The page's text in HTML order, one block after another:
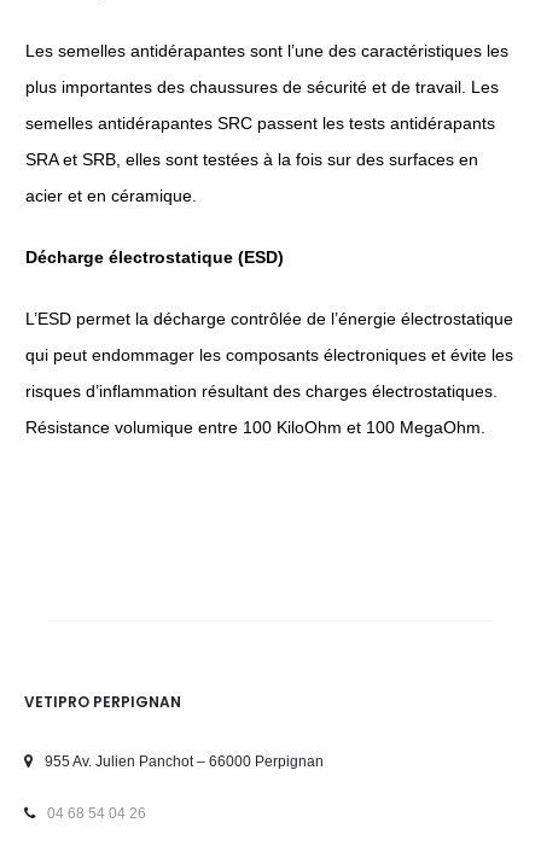
Les semelles antidérapantes sont l’une des caractéristiques les
plus importantes des chaussures de sécurité et de travail. Les
semelles antidérapantes SRC passent les tests antidérapants
SRA et SRB, elles sont testées à la fois sur des surfaces en
acier et en céramique.
Décharge électrostatique (ESD)
L’ESD permet la décharge contrôlée de l’énergie électrostatique
qui peut endommager les composants électroniques et évite les
risques d’inflammation résultant des charges électrostatiques.
Résistance volumique entre 100 KiloOhm et 100 MegaOhm.
VETIPRO PERPIGNAN
955 Av. Julien Panchot – 66000 Perpignan
04 68 54 04 26